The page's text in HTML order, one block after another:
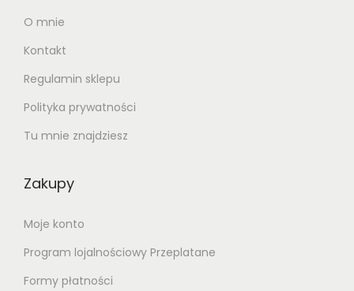
O mnie
Kontakt
Regulamin sklepu
Polityka prywatności
Tu mnie znajdziesz
Zakupy
Moje konto
Program lojalnościowy Przeplatane
Formy płatności